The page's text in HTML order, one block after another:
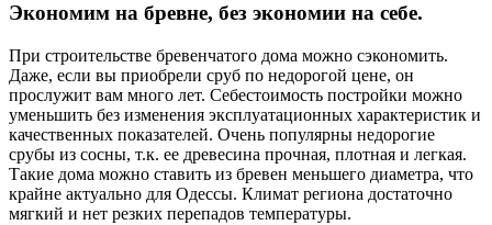
Экономим на бревне, без экономии на себе.
При строительстве бревенчатого дома можно сэкономить.
Даже, если вы приобрели сруб по недорогой цене, он
прослужит вам много лет. Себестоимость постройки можно
уменьшить без изменения эксплуатационных характеристик и
качественных показателей. Очень популярны недорогие
срубы из сосны, т.к. ее древесина прочная, плотная и легкая.
Такие дома можно ставить из бревен меньшего диаметра, что
крайне актуально для Одессы. Климат региона достаточно
мягкий и нет резких перепадов температуры.